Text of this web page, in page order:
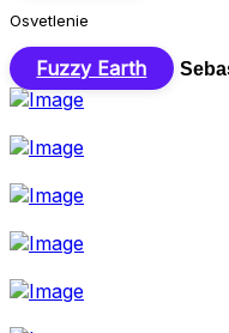
Osvetlenie
Fuzzy Earth